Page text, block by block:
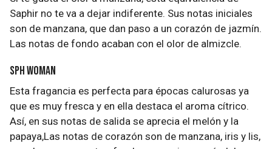
Saphir no te va a dejar indiferente. Sus notas iniciales
son de manzana, que dan paso a un corazón de jazmín.
Las notas de fondo acaban con el olor de almizcle.
SPH Woman
Esta fragancia es perfecta para épocas calurosas ya
que es muy fresca y en ella destaca el aroma cítrico.
Así, en sus notas de salida se aprecia el melón y la
papaya,Las notas de corazón son de manzana, iris y lis,